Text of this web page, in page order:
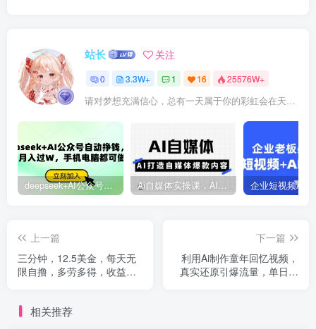
站长 关注
0 3.3W+ 1 16 25576W+
请对梦想充满信心，总有一天属于你的彩虹会在天空微笑
deepseek+AI公众号自动挣钱，轻松月入过W，手机电脑都可做 Ai自媒体实操课，AI打造自媒体爆款内容
上一篇
三分钟，12.5美金，每天无
限自撸，多劳多得，收益无
下一篇
利用Ai制作童年回忆视频，
真实还原引爆流量，单日变
相关推荐